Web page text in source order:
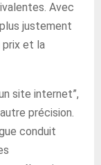
Avec
justement
prix et la
site internet”,
précision.
conduit